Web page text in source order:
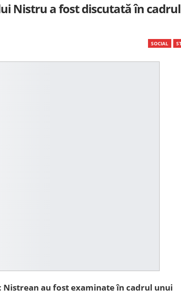
Nistru a fost discutată în cadrul
SOCIAL
au fost examinate în cadrul unui